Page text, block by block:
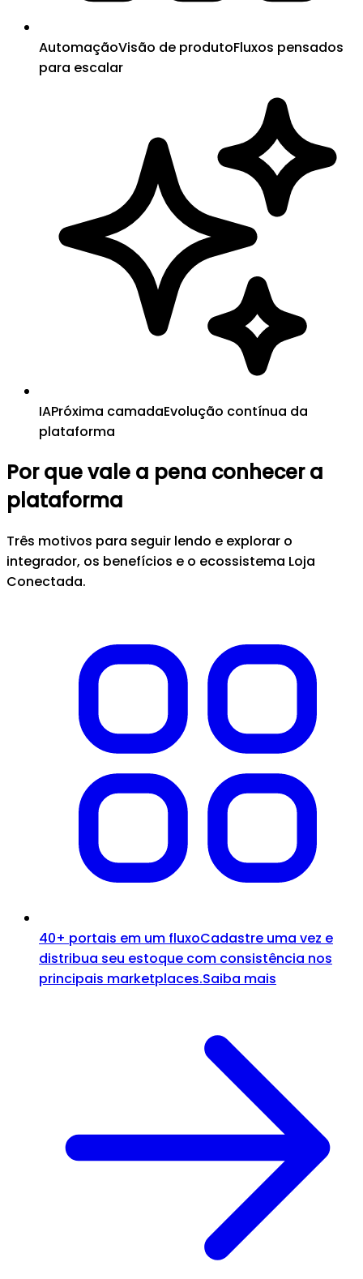
AutomaçãoVisão de produtoFluxos pensados
para escalar
IAPróxima camadaEvolução contínua da
plataforma
Por que vale a pena conhecer a
plataforma
Três motivos para seguir lendo e explorar o
integrador, os benefícios e o ecossistema Loja
Conectada.
40+ portais em um fluxoCadastre uma vez e
distribua seu estoque com consistência nos
principais marketplaces.Saiba mais